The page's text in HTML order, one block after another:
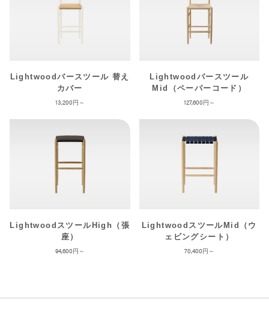
Lightwoodバースツール 替え
カバー
13,200
Lightwoodバースツール
Mid（ペーパーコード）
127,600
LightwoodスツールHigh（張
座）
94,600
LightwoodスツールMid（ウ
ェビングシート）
70,400